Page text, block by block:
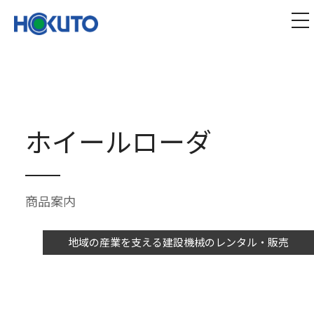
ホイールローダ
商品案内
地域の産業を支える建設機械のレンタル・販売